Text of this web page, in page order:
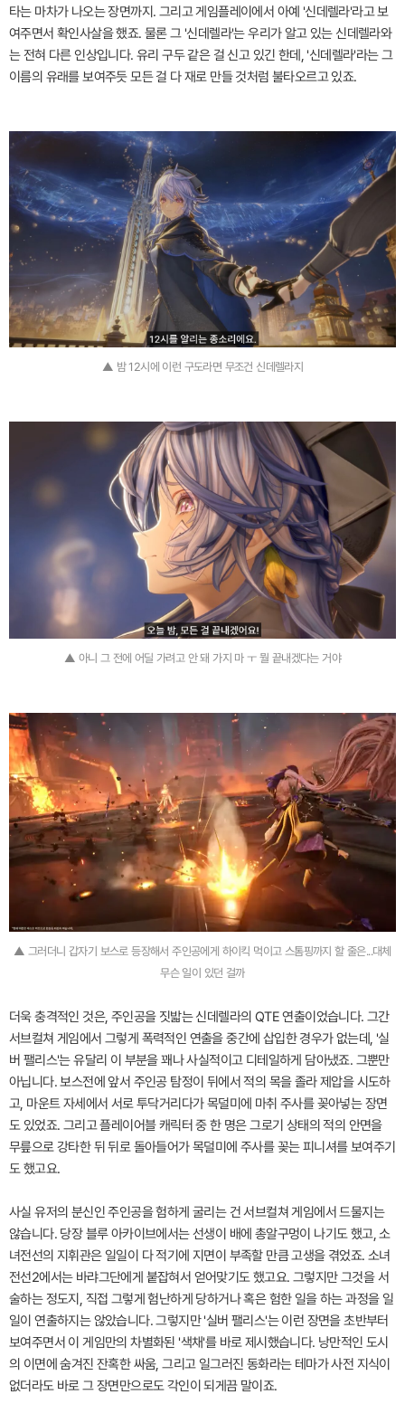
타는 마차가 나오는 장면까지. 그리고 게임플레이에서 아예 '신데렐라'라고 보
여주면서 확인사살을 했죠. 물론 그 '신데렐라'는 우리가 알고 있는 신데렐라와
는 전혀 다른 인상입니다. 유리 구두 같은 걸 신고 있긴 한데, '신데렐라'라는 그
이름의 유래를 보여주듯 모든 걸 다 재로 만들 것처럼 불타오르고 있죠.
▲ 밤 12시에 이런 구도라면 무조건 신데렐라지
▲ 아니 그 전에 어딜 가려고 안 돼 가지 마 ㅜ 뭘 끝내겠다는 거야
▲ 그러더니 갑자기 보스로 등장해서 주인공에게 하이킥 먹이고 스톰핑까지 할 줄은...대체
무슨 일이 있던 걸까
더욱 충격적인 것은, 주인공을 짓밟는 신데렐라의 QTE 연출이었습니다. 그간
서브컬쳐 게임에서 그렇게 폭력적인 연출을 중간에 삽입한 경우가 없는데, '실
버 팰리스'는 유달리 이 부분을 꽤나 사실적이고 디테일하게 담아냈죠. 그뿐만
아닙니다. 보스전에 앞서 주인공 탐정이 뒤에서 적의 목을 졸라 제압을 시도하
고, 마운트 자세에서 서로 투닥거리다가 목덜미에 마취 주사를 꽂아넣는 장면
도 있었죠. 그리고 플레이어블 캐릭터 중 한 명은 그로기 상태의 적의 안면을
무릎으로 강타한 뒤 뒤로 돌아들어가 목덜미에 주사를 꽂는 피니셔를 보여주기
도 했고요.
사실 유저의 분신인 주인공을 험하게 굴리는 건 서브컬쳐 게임에서 드물지는
않습니다. 당장 블루 아카이브에서는 선생이 배에 총알구멍이 나기도 했고, 소
녀전선의 지휘관은 일일이 다 적기에 지면이 부족할 만큼 고생을 겪었죠. 소녀
전선2에서는 바랴그단에게 붙잡혀서 얻어맞기도 했고요. 그렇지만 그것을 서
술하는 정도지, 직접 그렇게 험난하게 당하거나 혹은 험한 일을 하는 과정을 일
일이 연출하지는 않았습니다. 그렇지만 '실버 팰리스'는 이런 장면을 초반부터
보여주면서 이 게임만의 차별화된 '색채'를 바로 제시했습니다. 낭만적인 도시
의 이면에 숨겨진 잔혹한 싸움, 그리고 일그러진 동화라는 테마가 사전 지식이
없더라도 바로 그 장면만으로도 각인이 되게끔 말이죠.